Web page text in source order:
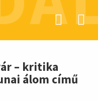
– kritika
álom című